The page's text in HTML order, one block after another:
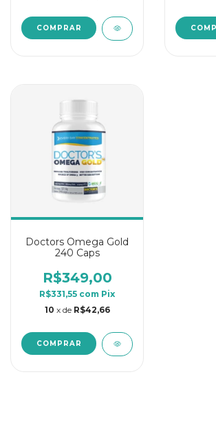
Doctors Omega Gold
240 Caps
R$349,00
R$331,55 com Pix
10 x de R$42,66